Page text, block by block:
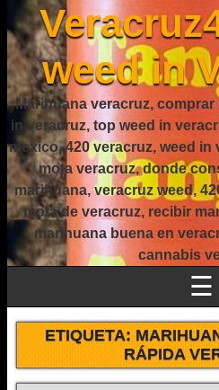
weed in
Marihuana veracruz,
in veracruz, top weed in
mexico, 420 veracruz, weed
mota veracruz, donde
marihuana, veracruz weed,
mota de veracruz, recibir
marihuana buena en
cannabis
☰
ETIQUETA:
RÁPIDA